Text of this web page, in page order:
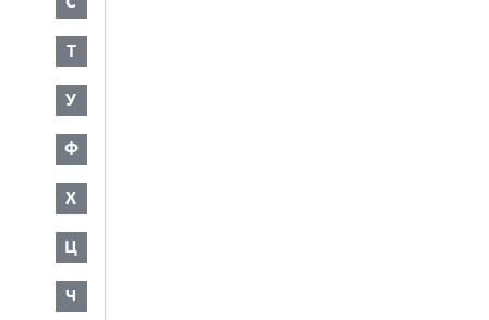
Т
У
Ф
Х
Ц
Ч